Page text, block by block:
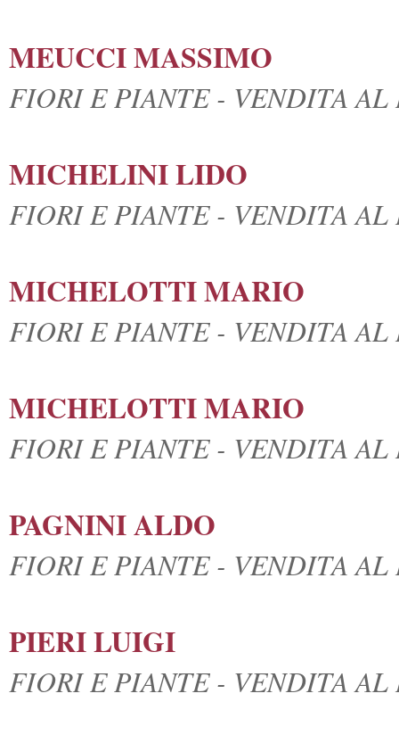
MEUCCI MASSIMO
FIORI E PIANTE - VENDITA
MICHELINI LIDO
FIORI E PIANTE - VENDITA
MICHELOTTI MARIO
FIORI E PIANTE - VENDITA
MICHELOTTI MARIO
FIORI E PIANTE - VENDITA
PAGNINI ALDO
FIORI E PIANTE - VENDITA
PIERI LUIGI
FIORI E PIANTE - VENDITA